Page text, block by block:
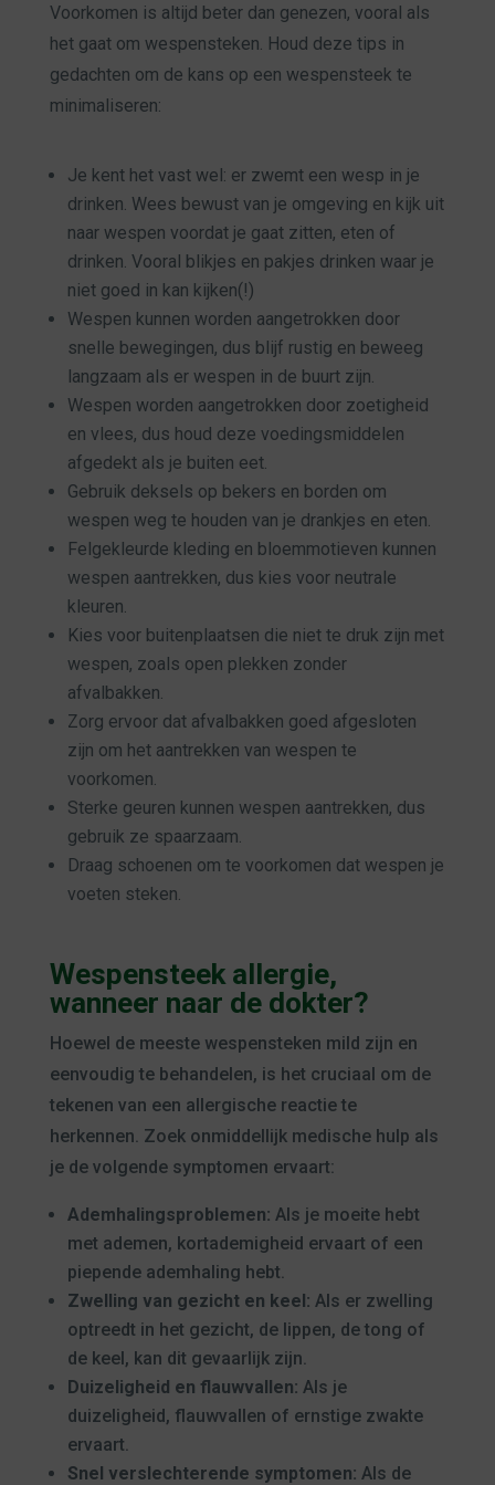
Voorkomen is altijd beter dan genezen, vooral als
het gaat om wespensteken. Houd deze tips in
gedachten om de kans op een wespensteek te
minimaliseren:
Je kent het vast wel: er zwemt een wesp in je
drinken. Wees bewust van je omgeving en kijk uit
naar wespen voordat je gaat zitten, eten of
drinken. Vooral blikjes en pakjes drinken waar je
niet goed in kan kijken(!)
Wespen kunnen worden aangetrokken door
snelle bewegingen, dus blijf rustig en beweeg
langzaam als er wespen in de buurt zijn.
Wespen worden aangetrokken door zoetigheid
en vlees, dus houd deze voedingsmiddelen
afgedekt als je buiten eet.
Gebruik deksels op bekers en borden om
wespen weg te houden van je drankjes en eten.
Felgekleurde kleding en bloemmotieven kunnen
wespen aantrekken, dus kies voor neutrale
kleuren.
Kies voor buitenplaatsen die niet te druk zijn met
wespen, zoals open plekken zonder
afvalbakken.
Zorg ervoor dat afvalbakken goed afgesloten
zijn om het aantrekken van wespen te
voorkomen.
Sterke geuren kunnen wespen aantrekken, dus
gebruik ze spaarzaam.
Draag schoenen om te voorkomen dat wespen je
voeten steken.
Wespensteek allergie,
wanneer naar de dokter?
Hoewel de meeste wespensteken mild zijn en
eenvoudig te behandelen, is het cruciaal om de
tekenen van een allergische reactie te
herkennen. Zoek onmiddellijk medische hulp als
je de volgende symptomen ervaart:
Ademhalingsproblemen: Als je moeite hebt
met ademen, kortademigheid ervaart of een
piepende ademhaling hebt.
Zwelling van gezicht en keel: Als er zwelling
optreedt in het gezicht, de lippen, de tong of
de keel, kan dit gevaarlijk zijn.
Duizeligheid en flauwvallen: Als je
duizeligheid, flauwvallen of ernstige zwakte
ervaart.
Snel verslechterende symptomen: Als de